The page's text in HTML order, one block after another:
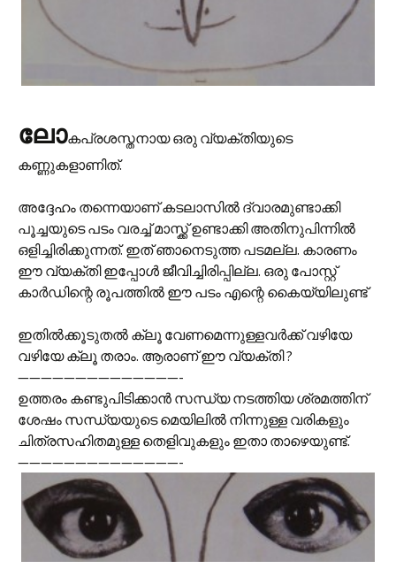
ലോകപ്രശസ്തനായ ഒരു വ്യക്തിയുടെ
കണ്ണുകളാണിത്.
അദ്ദേഹം തന്നെയാണ് കടലാസില്‍ ദ്വാരമുണ്ടാക്കി
പൂച്ചയുടെ പടം വരച്ച് മാസ്ക്ക് ഉണ്ടാക്കി അതിനുപിന്നില്‍
ഒളിച്ചിരിക്കുന്നത്. ഇത് ഞാനെടുത്ത പടമല്ല. കാരണം
ഈ വ്യക്തി ഇപ്പോള്‍ ജീവിച്ചിരിപ്പില്ല. ഒരു പോസ്റ്റ്
കാര്‍ഡിന്റെ രൂപത്തില്‍ ഈ പടം എന്റെ കൈയ്യിലുണ്ട്
ഇതില്‍ക്കൂടുതല്‍ ക്ലൂ വേണമെന്നുള്ളവര്‍ക്ക് വഴിയേ
വഴിയേ ക്ലൂ തരാം. ആരാണ് ഈ വ്യക്തി ?
——————————————-
ഉത്തരം കണ്ടുപിടിക്കാന്‍ സന്ധ്യ നടത്തിയ ശ്രമത്തിന്
ശേഷം സന്ധ്യയുടെ മെയിലില്‍ നിന്നുള്ള വരികളും
ചിത്രസഹിതമുള്ള തെളിവുകളും ഇതാ താഴെയുണ്ട്.
——————————————-